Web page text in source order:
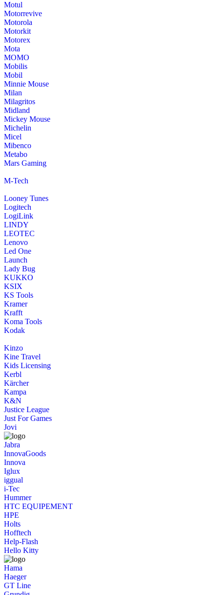
Motul
Motorrevive
Motorola
Motorkit
Motorex
Mota
MOMO
Mobilis
Mobil
Minnie Mouse
Milan
Milagritos
Midland
Mickey Mouse
Michelin
Micel
Mibenco
Metabo
Mars Gaming
M-Tech
Looney Tunes
Logitech
LogiLink
LINDY
LEOTEC
Lenovo
Led One
Launch
Lady Bug
KUKKO
KSIX
KS Tools
Kramer
Krafft
Koma Tools
Kodak
Kinzo
Kine Travel
Kids Licensing
Kerbl
Kärcher
Kampa
K&N
Justice League
Just For Games
Jovi
Jabra
InnovaGoods
Innova
Iglux
iggual
i-Tec
Hummer
HTC EQUIPEMENT
HPE
Holts
Hofftech
Help-Flash
Hello Kitty
Hama
Haeger
GT Line